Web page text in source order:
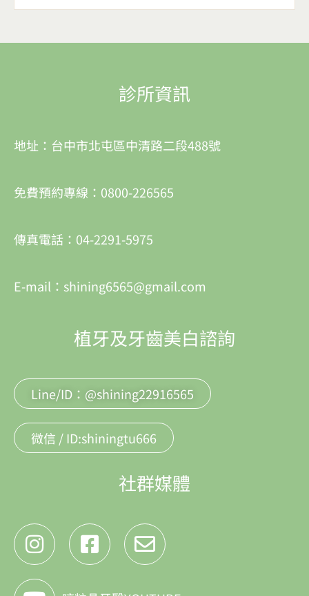
診所資訊
地址：台中市北屯區中清路二段488號
免費預約專線：0800-226565
傳真電話：04-2291-5975
E-mail：shining6565@gmail.com
植牙及牙齒美白諮詢
Line/ID：@shining22916565
微信 / ID:shiningtu666
社群媒體